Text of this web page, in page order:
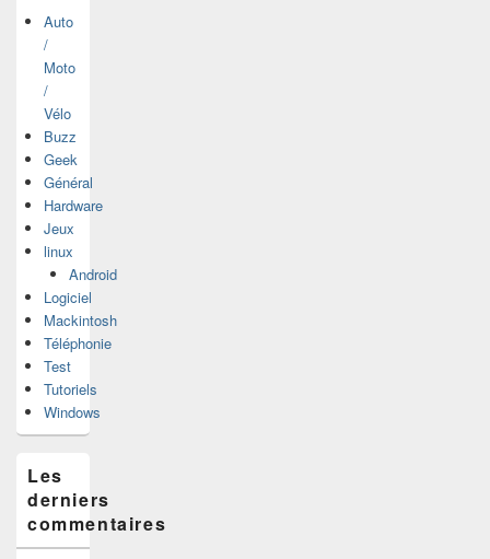
Auto
/
Moto
/
Vélo
Buzz
Geek
Général
Hardware
Jeux
linux
Android
Logiciel
Mackintosh
Téléphonie
Test
Tutoriels
Windows
Les
derniers
commentaires